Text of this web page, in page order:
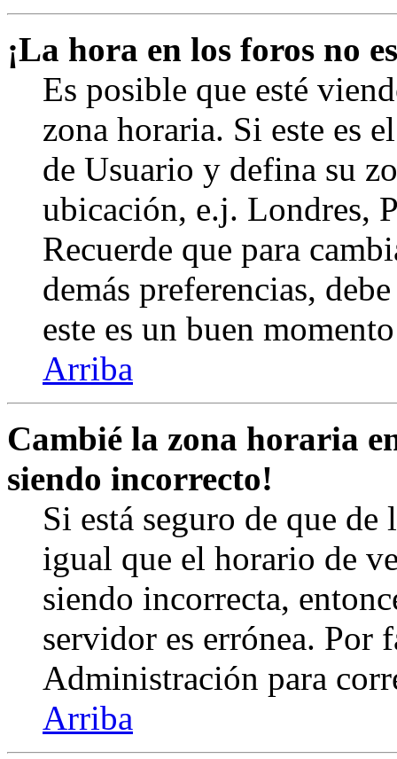
¡La hora en los foros no
Es posible que esté
zona horaria. Si este es
de Usuario y defina su
ubicación, e.j. Londres,
Recuerde que para
demás preferencias,
este es un buen
Arriba
Cambié la zona horaria
siendo incorrecto!
Si está seguro de que
igual que el horario de
siendo incorrecta,
servidor es errónea. Por
Administración para
Arriba